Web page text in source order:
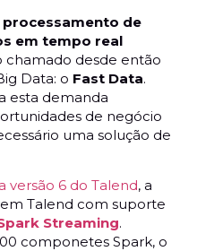
processamento de
em tempo real
chamado desde então
Data: o Fast Data.
esta demanda
de negócio
uma solução de
versão 6 do Talend, a
Talend com suporte
Streaming.
componetes Spark, o